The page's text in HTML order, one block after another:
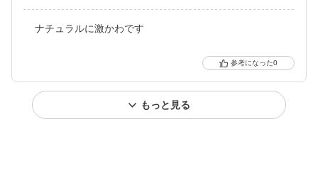
ナチュラルに激かわです
0
もっと見る